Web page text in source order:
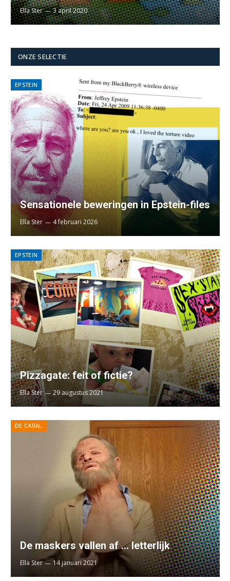
Ella Ster 3 april 2020
ONZE SELECTIE
EPSTEIN
Sensationele beweringen in Epstein-files
Ella Ster 4 februari 2026
EPSTEIN
Pizzagate: feit of fictie?
Ella Ster 29 augustus 2021
DE CABAL
De maskers vallen af … letterlijk
Ella Ster 14 januari 2021